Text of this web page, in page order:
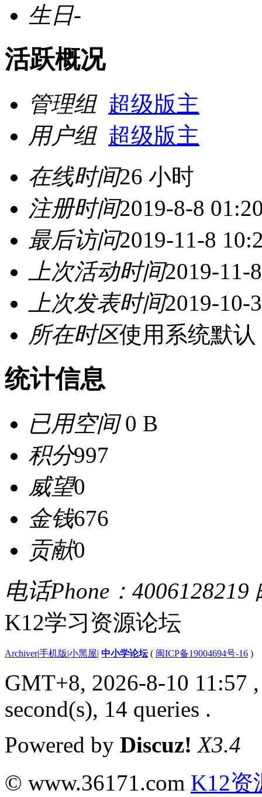
生日-
活跃概况
管理组 超级版主
用户组 超级版主
在线时间26 小时
注册时间2019-8-8
最后访问2019-11-8
上次活动时间2019-11-
上次发表时间2019-10-
所在时区使用系统默认
统计信息
已用空间0 B
积分997
威望0
金钱676
贡献0
电话Phone：4006128219
K12学习资源论坛
Archiver|手机版|小黑屋| 中小学论坛( 闽ICP备19004694号-16 )
GMT+8, 2026-8-10 11:57
second(s), 14 queries .
Powered by Discuz! X3.4
© www.36171.com K12资